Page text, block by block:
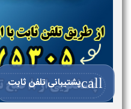
callپشتیبانی تلفن ثابت